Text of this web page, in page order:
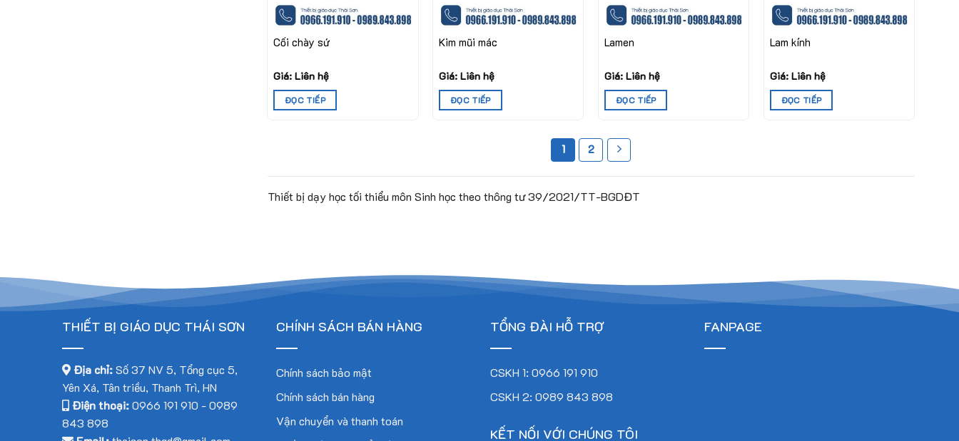
Cối chày sứ
Giá: Liên hệ
ĐỌC TIẾP
Kim mũi mác
Giá: Liên hệ
ĐỌC TIẾP
Lamen
Giá: Liên hệ
ĐỌC TIẾP
Lam kính
Giá: Liên hệ
ĐỌC TIẾP
1 2
Thiết bị dạy học tối thiểu môn Sinh học theo thông tư 39/2021/TT-BGDĐT
THIẾT BỊ GIÁO DỤC THÁI SƠN
Địa chỉ:Số 37 NV 5, Tổng cục 5,
Yên Xá, Tân triều, Thanh Trì, HN
Điện thoại:0966 191 910 -0989
843 898
CHÍNH SÁCH BÁN HÀNG
Chính sách bảo mật
Chính sách bán hàng
Vận chuyển và thanh toán
TỔNG ĐÀI HỖ TRỢ
CSKH 1: 0966 191 910
CSKH 2: 0989 843 898
KẾT NỐI VỚI CHÚNG TÔI
FANPAGE